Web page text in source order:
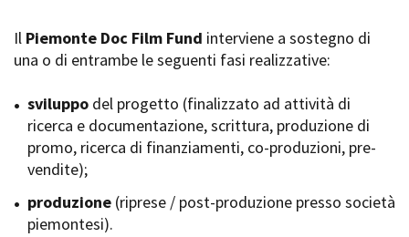
Attrici-Attori
Beginners
LOCATION GUIDE
FILM DATABASE
BOOK DATABASE
NEWS
Location - Accedi al tuo
profilo
Newsletter
Lavora con noi
Stage - Tirocini - Scuola e
Lavoro
per affidamento lavori in
economia
Il Piemonte Doc Film Fund interviene a sostegno di
una o di entrambe le seguenti fasi realizzative:
sviluppo del progetto (finalizzato ad attività di
ricerca e documentazione, scrittura, produzione di
promo, ricerca di finanziamenti, co-produzioni, pre-
vendite);
produzione (riprese / post-produzione presso società
piemontesi).